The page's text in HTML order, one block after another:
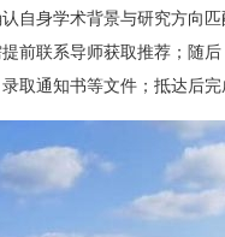
自身学术背景与研究方向
前联系导师获取推荐；随后
取通知书等文件；抵达后完